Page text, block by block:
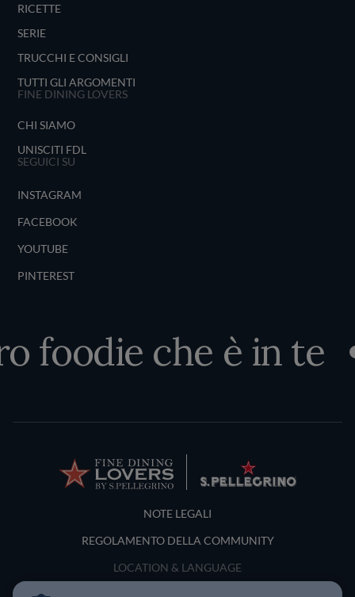
RICETTE
SERIE
TRUCCHI E CONSIGLI
TUTTI GLI ARGOMENTI
FINE DINING LOVERS
CHI SIAMO
UNISCITI FDL
SEGUICI SU
INSTAGRAM
FACEBOOK
YOUTUBE
PINTEREST
foodie che è in te
Terms and Conditions
NOTE LEGALI
REGOLAMENTO DELLA COMMUNITY
LOCATION & LANGUAGE